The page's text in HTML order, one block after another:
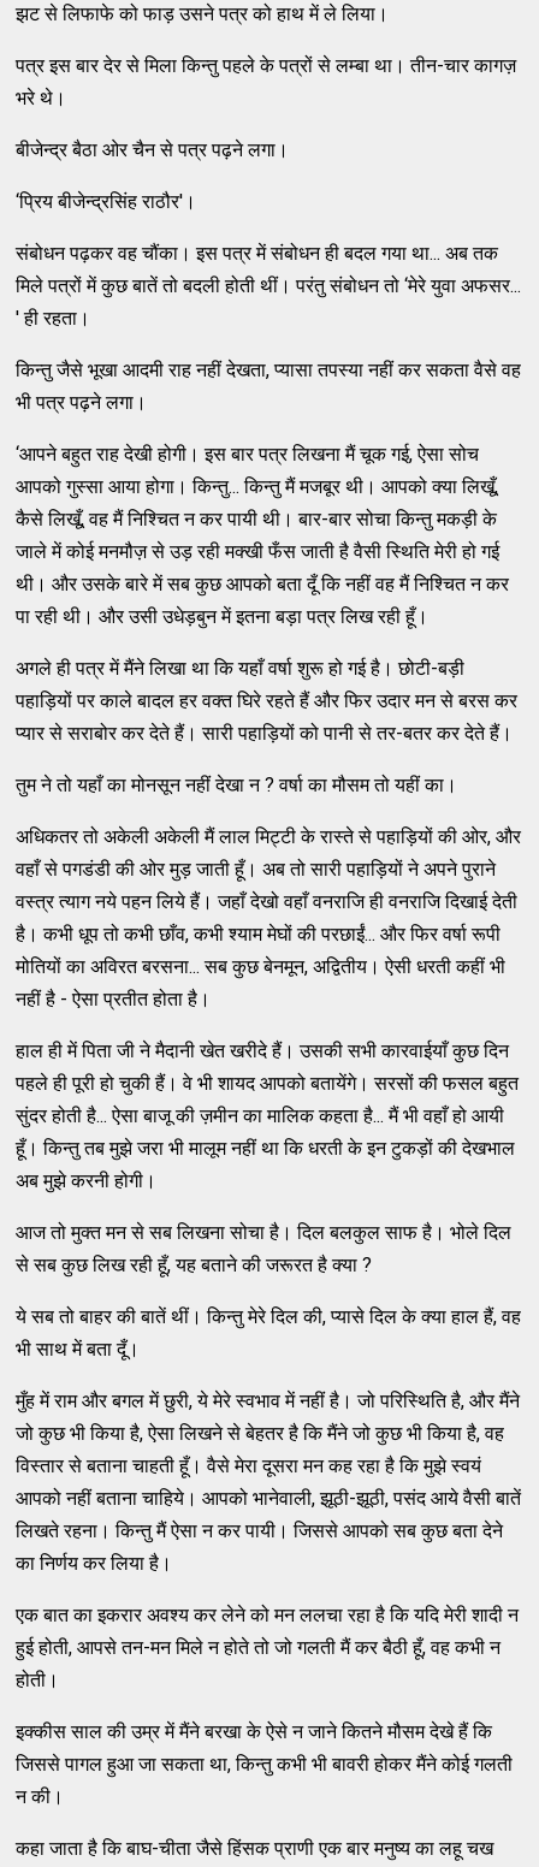
झट से लिफाफे को फाड़ उसने पत्र को हाथ में ले लिया।
पत्र इस बार देर से मिला किन्तु पहले के पत्रों से लम्बा था। तीन-चार कागज़
भरे थे।
बीजेन्द्र बैठा ओर चैन से पत्र पढ़ने लगा।
‘प्रिय बीजेन्द्रसिंह राठौर'।
संबोधन पढ़कर वह चौंका। इस पत्र में संबोधन ही बदल गया था... अब तक
मिले पत्रों में कुछ बातें तो बदली होती थीं। परंतु संबोधन तो ‘मेरे युवा अफसर...
' ही रहता।
किन्तु जैसे भूखा आदमी राह नहीं देखता, प्यासा तपस्या नहीं कर सकता वैसे वह
भी पत्र पढ़ने लगा।
‘आपने बहुत राह देखी होगी। इस बार पत्र लिखना मैं चूक गई, ऐसा सोच
आपको गुस्सा आया होगा। किन्तु... किन्तु मैं मजबूर थी। आपको क्या लिखूँ,
कैसे लिखूँ, वह मैं निश्चित न कर पायी थी। बार-बार सोचा किन्तु मकड़ी के
जाले में कोई मनमौज़ से उड़ रही मक्खी फँस जाती है वैसी स्थिति मेरी हो गई
थी। और उसके बारे में सब कुछ आपको बता दूँ कि नहीं वह मैं निश्चित न कर
पा रही थी। और उसी उधेड़बुन में इतना बड़ा पत्र लिख रही हूँ।
अगले ही पत्र में मैंने लिखा था कि यहाँ वर्षा शुरू हो गई है। छोटी-बड़ी
पहाड़ियों पर काले बादल हर वक्त घिरे रहते हैं और फिर उदार मन से बरस कर
प्यार से सराबोर कर देते हैं। सारी पहाड़ियों को पानी से तर-बतर कर देते हैं।
तुम ने तो यहाँ का मोनसून नहीं देखा न ? वर्षा का मौसम तो यहीं का।
अधिकतर तो अकेली अकेली मैं लाल मिट्टी के रास्ते से पहाड़ियों की ओर, और
वहाँ से पगडंडी की ओर मुड़ जाती हूँ। अब तो सारी पहाड़ियों ने अपने पुराने
वस्त्र त्याग नये पहन लिये हैं। जहाँ देखो वहाँ वनराजि ही वनराजि दिखाई देती
है। कभी धूप तो कभी छाँव, कभी श्याम मेघों की परछाईं... और फिर वर्षा रूपी
मोतियों का अविरत बरसना... सब कुछ बेनमून, अद्वितीय। ऐसी धरती कहीं भी
नहीं है - ऐसा प्रतीत होता है।
हाल ही में पिता जी ने मैदानी खेत खरीदे हैं। उसकी सभी कारवाईयाँ कुछ दिन
पहले ही पूरी हो चुकी हैं। वे भी शायद आपको बतायेंगे। सरसों की फसल बहुत
सुंदर होती है... ऐसा बाजू की ज़मीन का मालिक कहता है... मैं भी वहाँ हो आयी
हूँ। किन्तु तब मुझे जरा भी मालूम नहीं था कि धरती के इन टुकड़ों की देखभाल
अब मुझे करनी होगी।
आज तो मुक्त मन से सब लिखना सोचा है। दिल बलकुल साफ है। भोले दिल
से सब कुछ लिख रही हूँ, यह बताने की जरूरत है क्या ?
ये सब तो बाहर की बातें थीं। किन्तु मेरे दिल की, प्यासे दिल के क्या हाल हैं, वह
भी साथ में बता दूँ।
मुँह में राम और बगल में छुरी, ये मेरे स्वभाव में नहीं है। जो परिस्थिति है, और मैंने
जो कुछ भी किया है, ऐसा लिखने से बेहतर है कि मैंने जो कुछ भी किया है, वह
विस्तार से बताना चाहती हूँ। वैसे मेरा दूसरा मन कह रहा है कि मुझे स्वयं
आपको नहीं बताना चाहिये। आपको भानेवाली, झूठी-झूठी, पसंद आये वैसी बातें
लिखते रहना। किन्तु मैं ऐसा न कर पायी। जिससे आपको सब कुछ बता देने
का निर्णय कर लिया है।
एक बात का इकरार अवश्य कर लेने को मन ललचा रहा है कि यदि मेरी शादी न
हुई होती, आपसे तन-मन मिले न होते तो जो गलती मैं कर बैठी हूँ, वह कभी न
होती।
इक्कीस साल की उम्र में मैंने बरखा के ऐसे न जाने कितने मौसम देखे हैं कि
जिससे पागल हुआ जा सकता था, किन्तु कभी भी बावरी होकर मैंने कोई गलती
न की।
कहा जाता है कि बाघ-चीता जैसे हिंसक प्राणी एक बार मनुष्य का लहू चख